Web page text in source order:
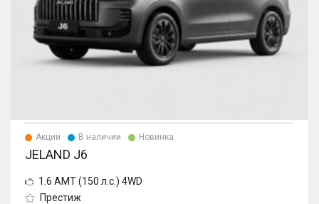
Акции В наличии Новинка
JELAND J6
1.6 AMT (150 л.с.) 4WD
Престиж